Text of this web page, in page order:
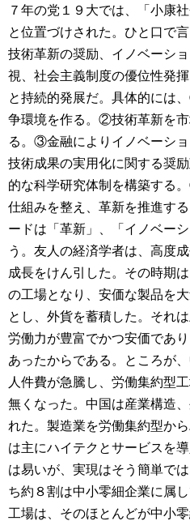
７年の党１９大では、「小康
と位置づけされた。ひと口で
技術革新の奨励、イノベーシ
視、社会主義制度の優位性発
と持続的発展だ。具体的には
争環境を作る。②技術革新を
る。③金融によりイノベーシ
技術成果の実用化に関する奨
的な科学研究体制を構築する
仕組みを整え、革新を推進す
ードは「革新」、「イノベー
う。友人の経済学者は、高度
成長をけん引した。その時期
の工場となり、安価な製品を
とし、外貨を蓄積した。それ
労働力が豊富でかつ安価であ
あったからである。ところが
人件費が急騰し、労働集約型
無くなった。中国は産業構造
れた。製造業を労働集約型か
は主にハイテクとサービスを
は易いが、実現はそう簡単で
ち約８割は中小零細企業に属
工場は、そのほとんどが中小